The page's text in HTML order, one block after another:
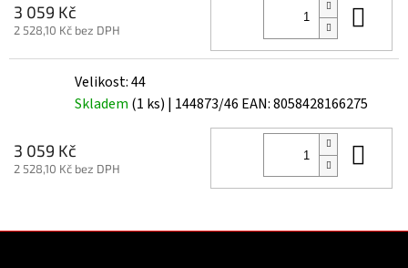
3 059 Kč
2 528,10 Kč bez DPH
Velikost: 44
Skladem (1 ks) | 144873/46 EAN:8058428166275
3 059 Kč
2 528,10 Kč bez DPH